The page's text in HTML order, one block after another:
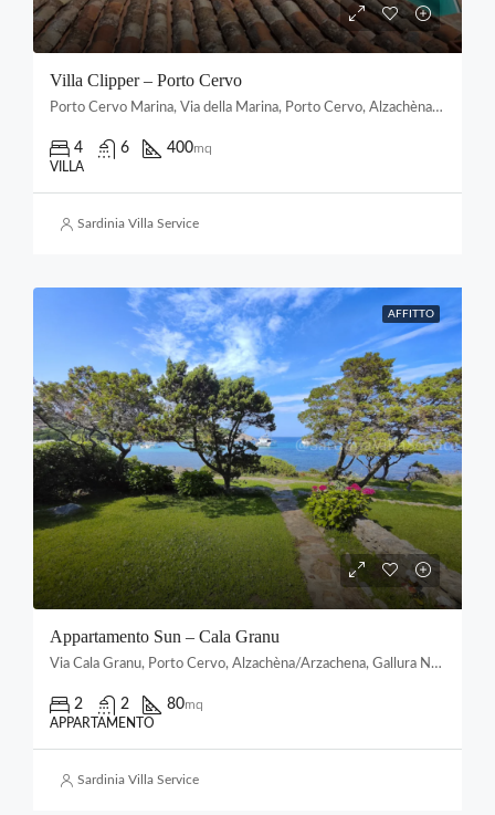
Villa Clipper – Porto Cervo
Porto Cervo Marina, Via della Marina, Porto Cervo, Alzachèna/Arzachena, Gallura Nord-Est Sardegna, Sardigna/Sardegna, Italia
4 6 400mq
VILLA
Sardinia Villa Service
AFFITTO
Appartamento Sun – Cala Granu
Via Cala Granu, Porto Cervo, Alzachèna/Arzachena, Gallura Nord-Est Sardegna, Sardigna/Sardegna, Italia
2 2 80mq
APPARTAMENTO
Sardinia Villa Service